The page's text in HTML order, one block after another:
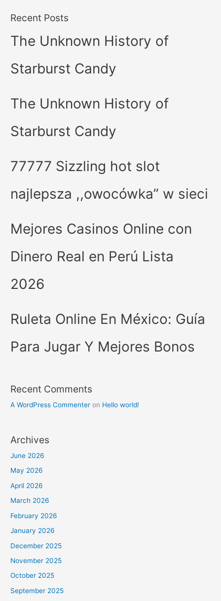
Recent Posts
The Unknown History of
Starburst Candy
The Unknown History of
Starburst Candy
77777 Sizzling hot slot
najlepsza ,,owocówka” w sieci
Mejores Casinos Online con
Dinero Real en Perú Lista
2026
Ruleta Online En México: Guía
Para Jugar Y Mejores Bonos
Recent Comments
A WordPress Commenter on Hello world!
Archives
June 2026
May 2026
April 2026
March 2026
February 2026
January 2026
December 2025
November 2025
October 2025
September 2025